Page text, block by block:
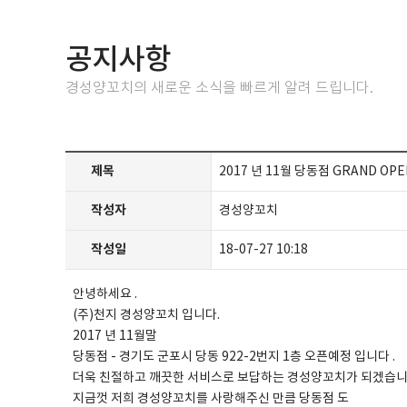
공지사항
경성양꼬치의 새로운 소식을 빠르게 알려 드립니다.
제목 2017 년 11월 당동점 GRAND
작성자 경성양꼬치
작성일 18-07-27 10:18
안녕하세요 .
(주)천지 경성양꼬치 입니다.
2017 년 11월말
당동점 - 경기도 군포시 당동 922-2번지 1층 오픈예정 입니다 .
더욱 친절하고 깨끗한 서비스로 보답하는 경성양꼬치가 되겠습
지금껏 저희 경성양꼬치를 사랑해주신 만큼 당동점 도